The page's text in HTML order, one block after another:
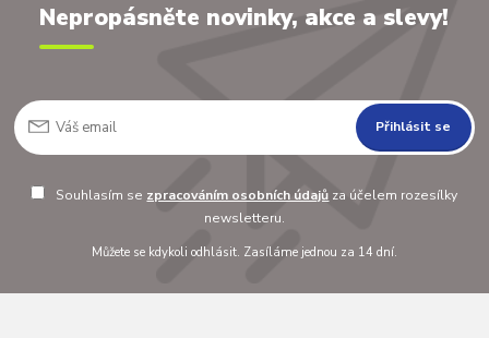
Nepropásněte novinky, akce a slevy!
Přihlásit se
Souhlasím se zpracováním osobních údajů za účelem rozesílky
newsletteru.
Můžete se kdykoli odhlásit. Zasíláme jednou za 14 dní.